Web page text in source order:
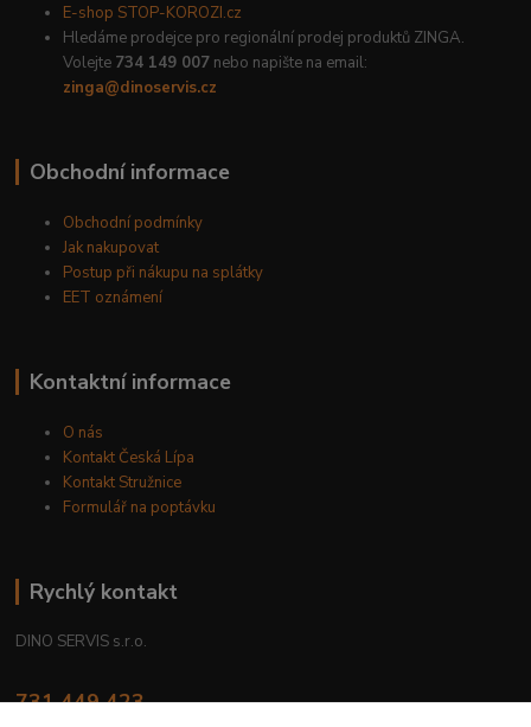
E-shop STOP-KOROZI.cz
Hledáme prodejce pro regionální prodej produktů ZINGA.
Volejte 734 149 007 nebo napište na email:
zinga@dinoservis.cz
Obchodní informace
Obchodní podmínky
Jak nakupovat
Postup při nákupu na splátky
EET oznámení
Kontaktní informace
O nás
Kontakt Česká Lípa
Kontakt Stružnice
Formulář na poptávku
Rychlý kontakt
DINO SERVIS s.r.o.
731 449 423